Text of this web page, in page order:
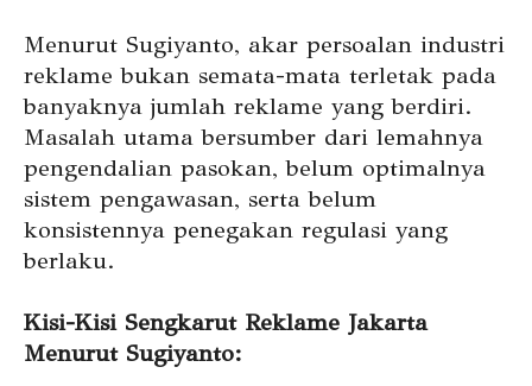
Menurut Sugiyanto, akar persoalan industri
reklame bukan semata-mata terletak pada
banyaknya jumlah reklame yang berdiri.
Masalah utama bersumber dari lemahnya
pengendalian pasokan, belum optimalnya
sistem pengawasan, serta belum
konsistennya penegakan regulasi yang
berlaku.
Kisi-Kisi Sengkarut Reklame Jakarta
Menurut Sugiyanto: